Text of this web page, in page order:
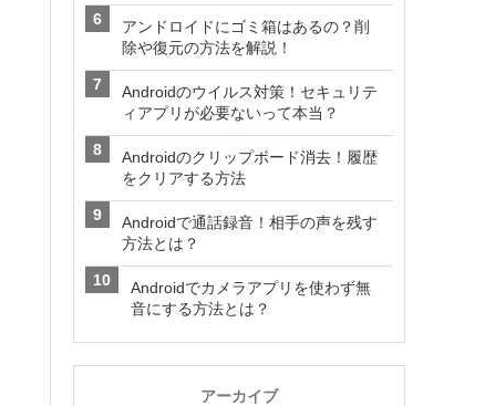
アンドロイドにゴミ箱はあるの？削
除や復元の方法を解説！
Androidのウイルス対策！セキュリテ
ィアプリが必要ないって本当？
Androidのクリップボード消去！履歴
をクリアする方法
Androidで通話録音！相手の声を残す
方法とは？
Androidでカメラアプリを使わず無
音にする方法とは？
アーカイブ